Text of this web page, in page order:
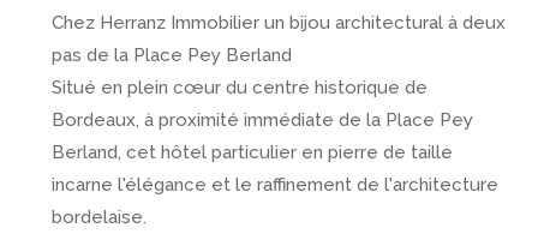
Chez Herranz Immobilier un bijou architectural à deux
pas de la Place Pey Berland
Situé en plein cœur du centre historique de
Bordeaux, à proximité immédiate de la Place Pey
Berland, cet hôtel particulier en pierre de taille
incarne l'élégance et le raffinement de l'architecture
bordelaise.